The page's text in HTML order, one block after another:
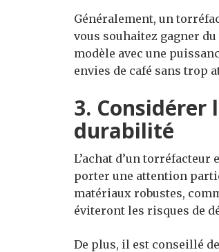
Généralement, un
vous souhaitez gagner
modèle avec une
envies de café sans trop
3.
durabilité
L’achat d’un
porter une attention
matériaux robustes,
éviteront les risques de
De plus, il est conseillé